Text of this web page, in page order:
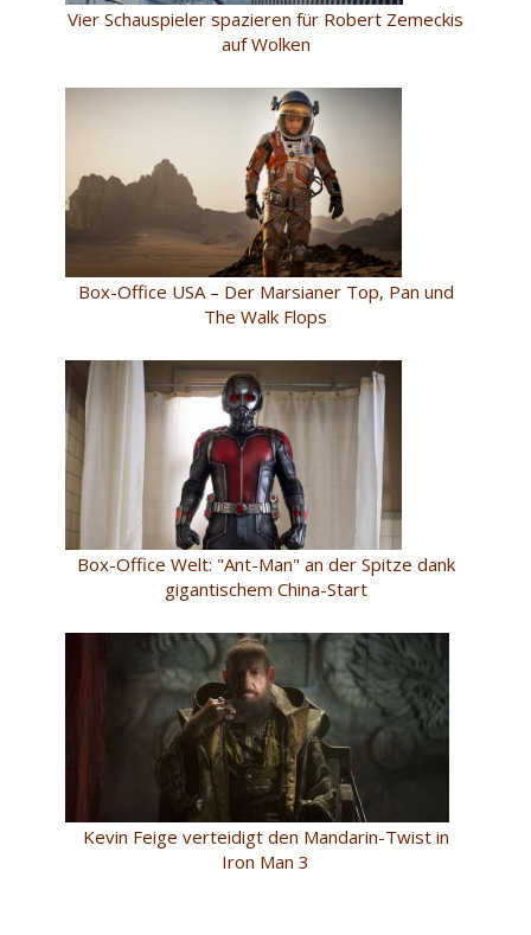
Vier Schauspieler spazieren für Robert Zemeckis
auf Wolken
Box-Office USA – Der Marsianer Top, Pan und
The Walk Flops
Box-Office Welt: "Ant-Man" an der Spitze dank
gigantischem China-Start
Kevin Feige verteidigt den Mandarin-Twist in
Iron Man 3